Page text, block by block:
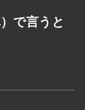
で言うと